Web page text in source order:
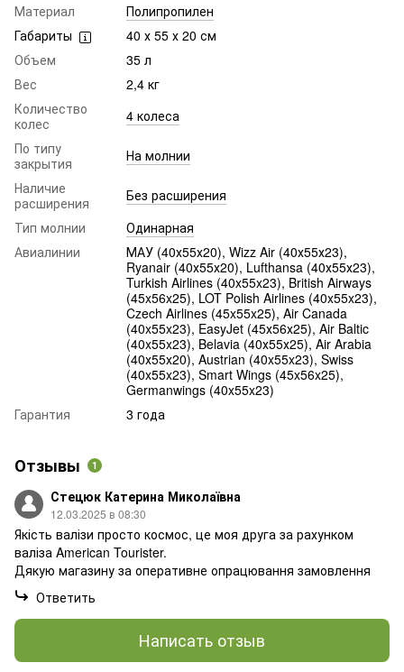
Материал
Полипропилен
Габариты
40 х 55 х 20 см
Объем
35 л
Вес
2,4 кг
Количество
колес
4 колеса
По типу
закрытия
На молнии
Наличие
расширения
Без расширения
Тип молнии
Одинарная
Авиалинии
МАУ (40х55х20), Wizz Air (40х55х23),
Ryanair (40х55х20), Lufthansa (40х55х23),
Turkish Airlines (40x55x23), British Airways
(45x56x25), LOT Polish Airlines (40x55x23),
Czech Airlines (45x55x25), Air Canada
(40x55x23), EasyJet (45х56х25), Air Baltic
(40x55x23), Belavia (40х55х25), Air Arabia
(40х55х20), Austrian (40x55x23), Swiss
(40x55x23), Smart Wings (45x56x25),
Germanwings (40x55x23)
Гарантия
3 года
Отзывы 1
Стецюк Катерина Миколаївна
12.03.2025 в 08:30
Якість валізи просто космос, це моя друга за рахунком
валіза American Tourister.
Дякую магазину за оперативне опрацювання замовлення
Ответить
Написать отзыв